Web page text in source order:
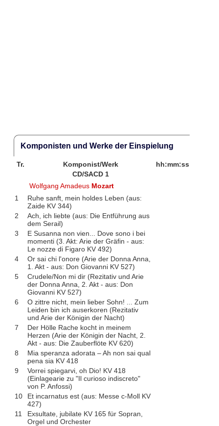
Komponisten und Werke der Einspielung
Tr. Komponist/Werk
hh:mm:ss
CD/SACD 1
Wolfgang Amadeus Mozart
1
Ruhe sanft, mein holdes Leben (aus:
Zaide KV 344)
2
Ach, ich liebte (aus: Die Entführung aus
dem Serail)
3
E Susanna non vien... Dove sono i bei
momenti (3. Akt: Arie der Gräfin - aus:
Le nozze di Figaro KV 492)
4
Or sai chi l'onore (Arie der Donna Anna,
1. Akt - aus: Don Giovanni KV 527)
5
Crudele/Non mi dir (Rezitativ und Arie
der Donna Anna, 2. Akt - aus: Don
Giovanni KV 527)
6
O zittre nicht, mein lieber Sohn! ... Zum
Leiden bin ich auserkoren (Rezitativ
und Arie der Königin der Nacht)
7
Der Hölle Rache kocht in meinem
Herzen (Arie der Königin der Nacht, 2.
Akt - aus: Die Zauberflöte KV 620)
8
Mia speranza adorata – Ah non sai qual
pena sia KV 418
9
Vorrei spiegarvi, oh Dio! KV 418
(Einlagearie zu "Il curioso indiscreto"
von P. Anfossi)
10
Et incarnatus est (aus: Messe c-Moll KV
427)
11
Exsultate, jubilate KV 165 für Sopran,
Orgel und Orchester